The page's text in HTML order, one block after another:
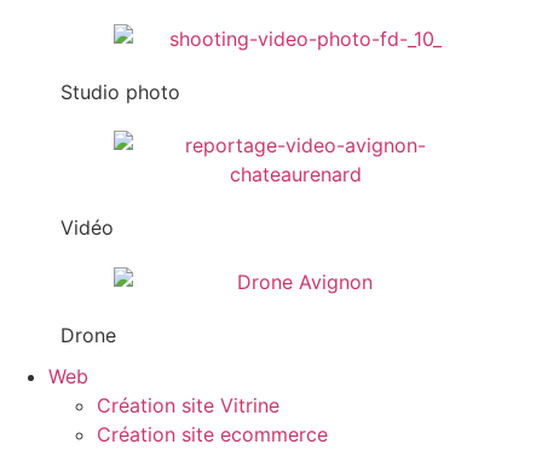
Studio photo
Vidéo
Drone
Web
Création site Vitrine
Création site ecommerce